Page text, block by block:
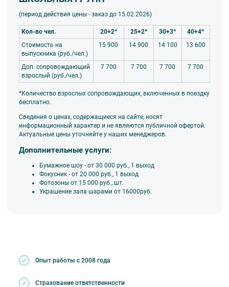
(период действия цены - заказ до 15.02.2026)
Кол-во чел. 20+2* 25+2* 30+3*
40+4*
Стоимость на
выпускника (руб./чел.)
15 900 14 900 14 100 13 600
Доп. сопровождающий
взрослый (руб./чел.)
7 700 7 700 7 700 7 700
*Количество взрослых сопровождающих, включенных в поездку
бесплатно.
Сведения о ценах, содержащиеся на сайте, носят
информационный характер и не являются публичной офертой.
Актуальные цены уточняйте у наших менеджеров.
Дополнительные услуги:
Бумажное шоу - от 30 000 руб., 1 выход
Фокусник - от 20 000 руб., 1 выход
Фотозоны от 15 000 руб., шт.
Украшение зала шарами от 16000руб.
Опыт работы с 2008 года
Страхование ответственности